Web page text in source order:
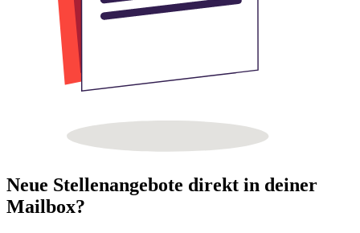
Neue Stellenangebote direkt in deiner
Mailbox?